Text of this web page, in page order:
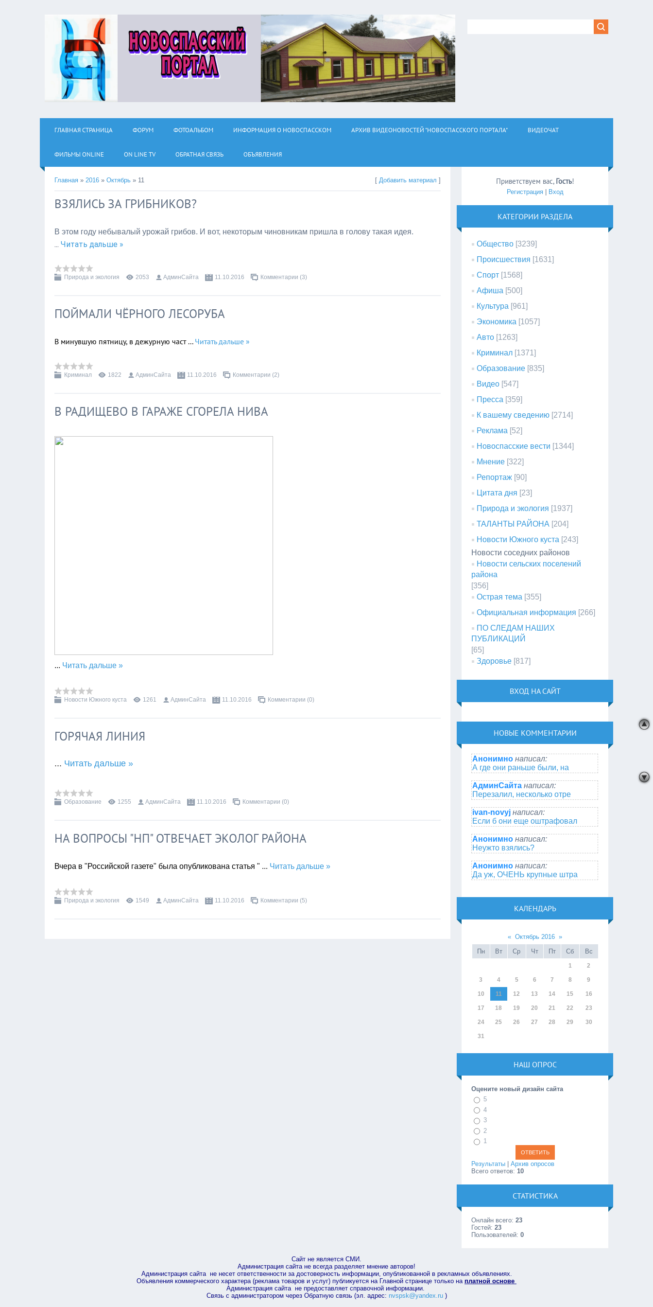
ГЛАВНАЯ СТРАНИЦА ФОРУМ ФОТОАЛЬБОМ ИНФОРМАЦИЯ О НОВОСПАССКОМ АРХИВ ВИДЕОНОВОСТЕЙ "НОВОСПАССКОГО ПОРТАЛА" ВИДЕОЧАТ
ФИЛЬМЫ ОNLINE ON LINE TV ОБРАТНАЯ СВЯЗЬ ОБЪЯВЛЕНИЯ
Главная » 2016 » Октябрь » 11 [Добавить материал ]
ВЗЯЛИСЬ ЗА ГРИБНИКОВ?
В этом году небывалый урожай грибов. И вот, некоторым чиновникам пришла в голову такая идея.
... Читать дальше »
Природа и экология 2053 АдминСайта 11.10.2016 Комментарии (3)
ПОЙМАЛИ ЧЁРНОГО ЛЕСОРУБА
В минувшую пятницу, в дежурную част ... Читать дальше »
Криминал 1822 АдминСайта 11.10.2016 Комментарии (2)
В РАДИЩЕВО В ГАРАЖЕ СГОРЕЛА НИВА
... Читать дальше »
Новости Южного куста 1261 АдминСайта 11.10.2016 Комментарии (0)
ГОРЯЧАЯ ЛИНИЯ
... Читать дальше »
Образование 1255 АдминСайта 11.10.2016 Комментарии (0)
НА ВОПРОСЫ "НП" ОТВЕЧАЕТ ЭКОЛОГ РАЙОНА
Вчера в "Российской газете" была опубликована статья " ... Читать дальше »
Природа и экология 1549 АдминСайта 11.10.2016 Комментарии (5)
Приветствуем вас, Гость!
Регистрация| Вход
КАТЕГОРИИ РАЗДЕЛА
Общество [3239]
Происшествия [1631]
Спорт [1568]
Афиша [500]
Культура [961]
Экономика [1057]
Авто [1263]
Криминал [1371]
Образование [835]
Видео [547]
Пресса [359]
К вашему сведению [2714]
Реклама [52]
Новоспасские вести [1344]
Мнение [322]
Репортаж [90]
Цитата дня [23]
Природа и экология [1937]
ТАЛАНТЫ РАЙОНА [204]
Новости Южного куста [243]
Новости соседних районов
Новости сельских поселений
района
[356]
Острая тема [355]
Официальная информация [266]
ПО СЛЕДАМ НАШИХ
ПУБЛИКАЦИЙ
[65]
Здоровье [817]
ВХОД НА САЙТ
НОВЫЕ КОММЕНТАРИИ
Анонимно написал:
А где они раньше были, на
АдминСайта написал:
Перезалил, несколько отре
ivan-novyj написал:
Если б они еще оштрафовал
Анонимно написал:
Неужто взялись?
Анонимно написал:
Да уж, ОЧЕНЬ крупные штра
КАЛЕНДАРЬ
« Октябрь 2016 »
Пн
Вт Ср Чт Пт Сб Вс
1 2
3 4 5 6 7 8 9
10 11 12 13 14 15 16
17 18 19 20 21 22 23
24 25 26 27 28 29 30
31
НАШ ОПРОС
Оцените новый дизайн сайта
5
4
3
2
1
Результаты |Архив опросов
Всего ответов: 10
СТАТИСТИКА
Онлайн всего:23
Гостей:23
Пользователей:0
Сайт не является СМИ.
Администрация сайта не всегда разделяет мнение авторов!
Администрация сайта не несет ответственности за достоверность информации, опубликованной в рекламных объявлениях.
Объявления коммерческого характера (реклама товаров и услуг) публикуется на Главной странице только на платной основе
Администрация сайта не предоставляет справочной информации.
Связь с администратором через Обратную связь (эл. адрес: nvspsk@yandex.ru)